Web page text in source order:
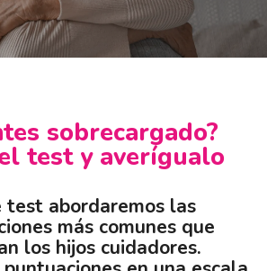
sobrecargado?
test y averígualo
test abordaremos las
más comunes que
los hijos cuidadores.